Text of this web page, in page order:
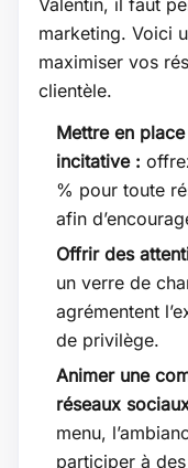
Valentin, il faut
marketing. Voici
maximiser vos
clientèle.
Mettre en
incitative :
% pour toute
afin
Offrir des
un verre de
agrémentent
de privilège.
Animer une
réseaux
menu,
participer à